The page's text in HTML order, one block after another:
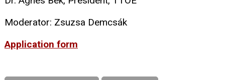
Moderator: Zsuzsa Demcsák
Application form